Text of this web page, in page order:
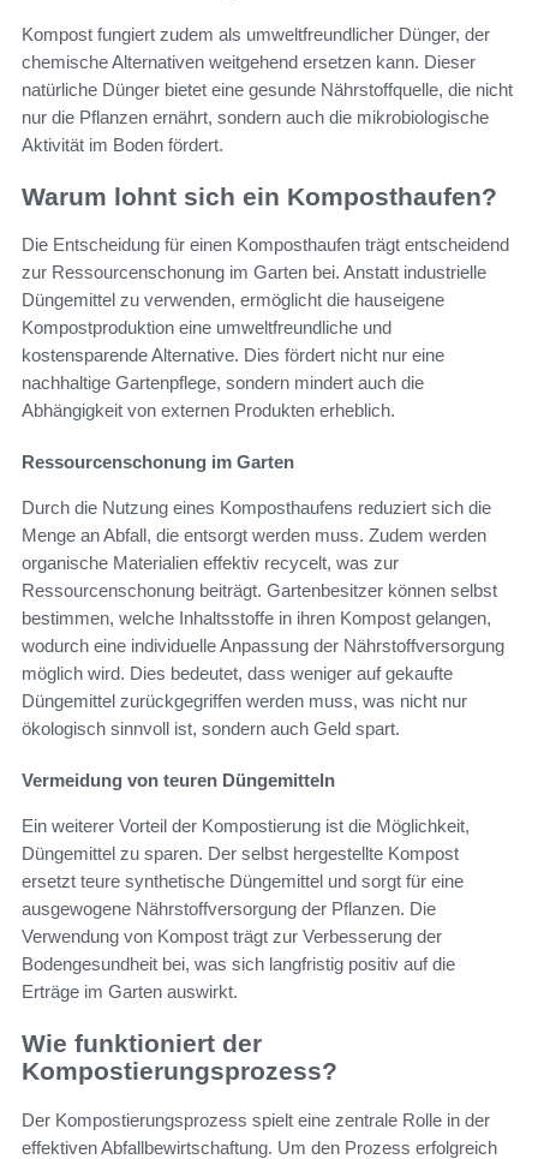
Kompost fungiert zudem als umweltfreundlicher Dünger, der
chemische Alternativen weitgehend ersetzen kann. Dieser
natürliche Dünger bietet eine gesunde Nährstoffquelle, die nicht
nur die Pflanzen ernährt, sondern auch die mikrobiologische
Aktivität im Boden fördert.
Warum lohnt sich ein Komposthaufen?
Die Entscheidung für einen Komposthaufen trägt entscheidend
zur Ressourcenschonung im Garten bei. Anstatt industrielle
Düngemittel zu verwenden, ermöglicht die hauseigene
Kompostproduktion eine umweltfreundliche und
kostensparende Alternative. Dies fördert nicht nur eine
nachhaltige Gartenpflege, sondern mindert auch die
Abhängigkeit von externen Produkten erheblich.
Ressourcenschonung im Garten
Durch die Nutzung eines Komposthaufens reduziert sich die
Menge an Abfall, die entsorgt werden muss. Zudem werden
organische Materialien effektiv recycelt, was zur
Ressourcenschonung beiträgt. Gartenbesitzer können selbst
bestimmen, welche Inhaltsstoffe in ihren Kompost gelangen,
wodurch eine individuelle Anpassung der Nährstoffversorgung
möglich wird. Dies bedeutet, dass weniger auf gekaufte
Düngemittel zurückgegriffen werden muss, was nicht nur
ökologisch sinnvoll ist, sondern auch Geld spart.
Vermeidung von teuren Düngemitteln
Ein weiterer Vorteil der Kompostierung ist die Möglichkeit,
Düngemittel zu sparen. Der selbst hergestellte Kompost
ersetzt teure synthetische Düngemittel und sorgt für eine
ausgewogene Nährstoffversorgung der Pflanzen. Die
Verwendung von Kompost trägt zur Verbesserung der
Bodengesundheit bei, was sich langfristig positiv auf die
Erträge im Garten auswirkt.
Wie funktioniert der
Kompostierungsprozess?
Der Kompostierungsprozess spielt eine zentrale Rolle in der
effektiven Abfallbewirtschaftung. Um den Prozess erfolgreich